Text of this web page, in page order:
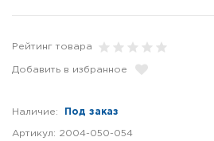
Рейтинг товара
Добавить в избранное
Наличие: Под заказ
Артикул: 2004-050-054